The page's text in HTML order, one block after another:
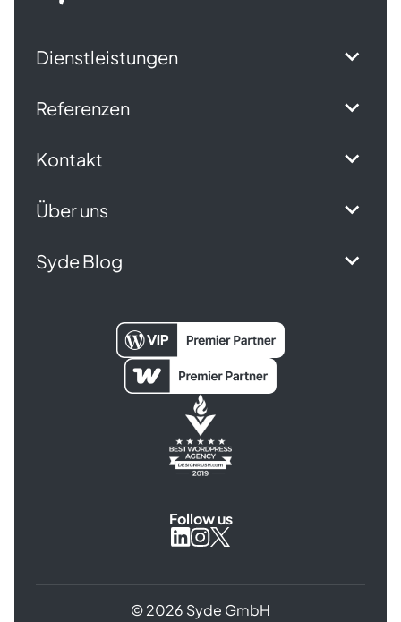
Dienstleistungen
Referenzen
Kontakt
Über uns
Syde Blog
Follow us
© 2026 Syde GmbH